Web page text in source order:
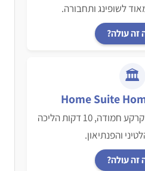
לשופינג ותחבורה.
זה עולה?
🏛️
Home Suite
הכי קרוב למרכז. דירת קרקע חמודה, 10 דקות הליכה
והפנתיאון.
זה עולה?